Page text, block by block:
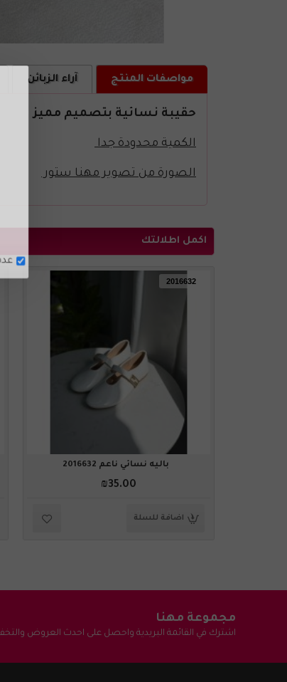
مواصفات المنتج آراء الزبائن
حقيبة نسائية بتصميم مميز
الكمية محدودة جدا
الصورة من تصوير مهنا ستور
اكمل اطلالتك
2016632
باليه نسائي ناعم 2016632
₪35.00
اضافة للسلة
مجموعة مهنا
اشترك في القائمة البريدية واحصل على احدث العروض